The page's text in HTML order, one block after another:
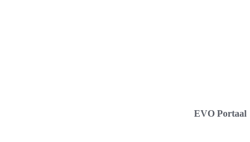
EVO Portaal